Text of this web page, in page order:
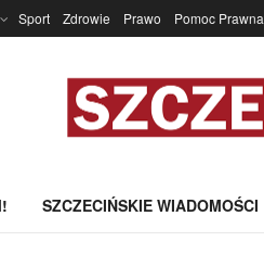
Sport Zdrowie Prawo Pomoc Prawna
SZCZECIŃSKIE WIADOMOŚCI